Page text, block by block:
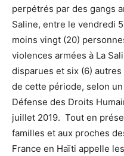
perpétrés par des gangs
Saline, entre le vendredi
moins vingt (20)
violences armées à La
disparues et six (6)
de cette période, selon
Défense des Droits
juillet 2019. Tout en
familles et aux proches
France en Haïti appelle